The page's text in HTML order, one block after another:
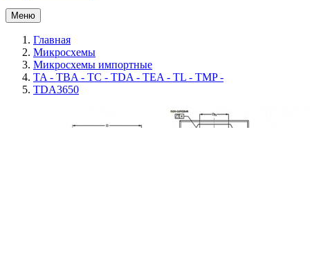
Меню
Главная
Микросхемы
Микросхемы импортные
TA - TBA - TC - TDA - TEA - TL - TMP -
TDA3650